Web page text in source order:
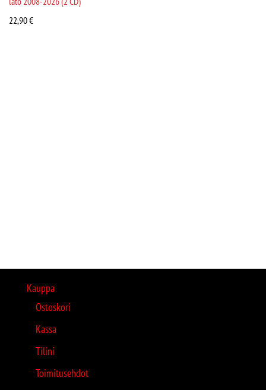
22,90€
Kauppa
Ostoskori
Kassa
Tilini
Toimitusehdot